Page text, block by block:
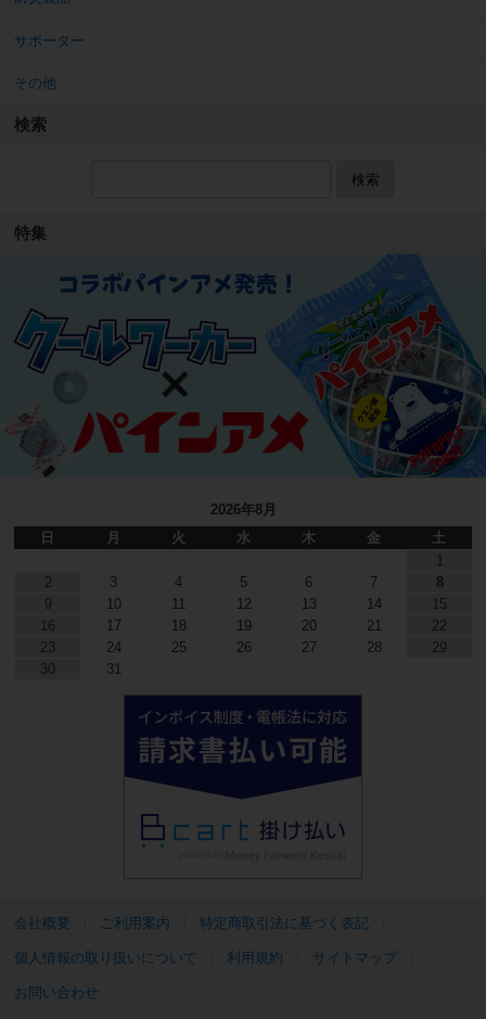
サポーター
その他
検索
検索
特集
2026年8月
日
月 火 水 木 金
土
1
2
3 4 5 6 7
8
9
10 11 12 13 14
15
16
17 18 19 20 21
22
23
24 25 26 27 28
29
30
31
会社概要 ご利用案内 特定商取引法に基づく表記
個人情報の取り扱いについて 利用規約 サイトマップ
お問い合わせ